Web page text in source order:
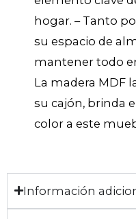
hogar. – Tanto
su espacio de
mantener todo
La madera MDF
su cajón, brinda
color a este
Información